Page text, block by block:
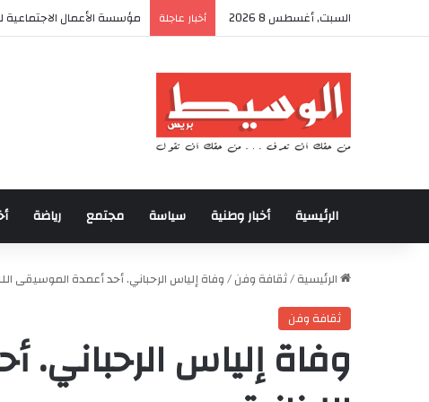
السبت, أغسطس 8 2026 أخبار عاجلة أكادير تحتضن كأس العرش
الرئيسية أخبار وطنية سياسة مجتمع رياضة
الرئيسية/ثقافة وفن/وفاة إلياس الرحباني. أحد أعمدة الموسيقى
ثقافة وفن
وفاة إلياس